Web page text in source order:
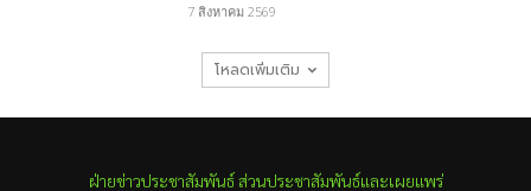
7 สิงหาคม 2569
โหลดเพิ่มเติม
ฝ่ายข่าวประชาสัมพันธ์ ส่วนประชาสัมพันธ์และเผยแพร่